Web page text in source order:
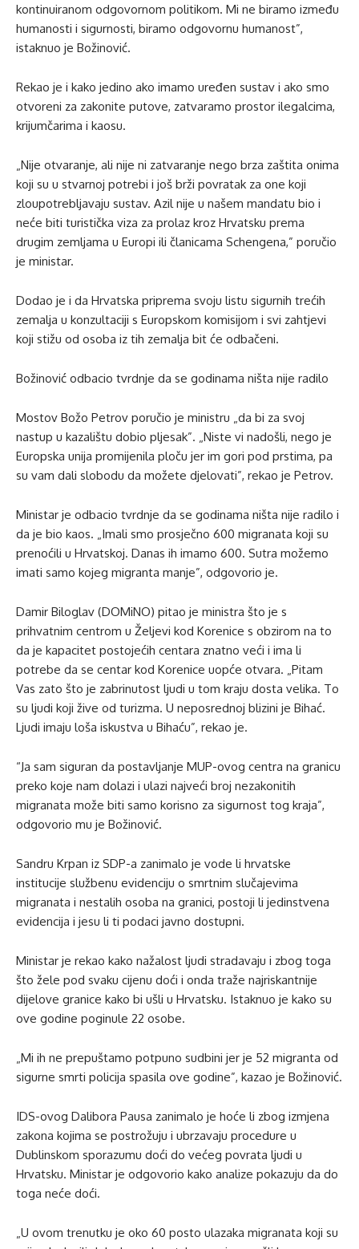
kontinuiranom odgovornom politikom. Mi ne biramo između
humanosti i sigurnosti, biramo odgovornu humanost”,
istaknuo je Božinović.
Rekao je i kako jedino ako imamo uređen sustav i ako smo
otvoreni za zakonite putove, zatvaramo prostor ilegalcima,
krijumčarima i kaosu.
„Nije otvaranje, ali nije ni zatvaranje nego brza zaštita onima
koji su u stvarnoj potrebi i još brži povratak za one koji
zloupotrebljavaju sustav. Azil nije u našem mandatu bio i
neće biti turistička viza za prolaz kroz Hrvatsku prema
drugim zemljama u Europi ili članicama Schengena,” poručio
je ministar.
Dodao je i da Hrvatska priprema svoju listu sigurnih trećih
zemalja u konzultaciji s Europskom komisijom i svi zahtjevi
koji stižu od osoba iz tih zemalja bit će odbačeni.
Božinović odbacio tvrdnje da se godinama ništa nije radilo
Mostov Božo Petrov poručio je ministru „da bi za svoj
nastup u kazalištu dobio pljesak”. „Niste vi nadošli, nego je
Europska unija promijenila ploču jer im gori pod prstima, pa
su vam dali slobodu da možete djelovati”, rekao je Petrov.
Ministar je odbacio tvrdnje da se godinama ništa nije radilo i
da je bio kaos. „Imali smo prosječno 600 migranata koji su
prenoćili u Hrvatskoj. Danas ih imamo 600. Sutra možemo
imati samo kojeg migranta manje”, odgovorio je.
Damir Biloglav (DOMiNO) pitao je ministra što je s
prihvatnim centrom u Željevi kod Korenice s obzirom na to
da je kapacitet postojećih centara znatno veći i ima li
potrebe da se centar kod Korenice uopće otvara. „Pitam
Vas zato što je zabrinutost ljudi u tom kraju dosta velika. To
su ljudi koji žive od turizma. U neposrednoj blizini je Bihać.
Ljudi imaju loša iskustva u Bihaću”, rekao je.
“Ja sam siguran da postavljanje MUP-ovog centra na granicu
preko koje nam dolazi i ulazi najveći broj nezakonitih
migranata može biti samo korisno za sigurnost tog kraja”,
odgovorio mu je Božinović.
Sandru Krpan iz SDP-a zanimalo je vode li hrvatske
institucije službenu evidenciju o smrtnim slučajevima
migranata i nestalih osoba na granici, postoji li jedinstvena
evidencija i jesu li ti podaci javno dostupni.
Ministar je rekao kako nažalost ljudi stradavaju i zbog toga
što žele pod svaku cijenu doći i onda traže najriskantnije
dijelove granice kako bi ušli u Hrvatsku. Istaknuo je kako su
ove godine poginule 22 osobe.
„Mi ih ne prepuštamo potpuno sudbini jer je 52 migranta od
sigurne smrti policija spasila ove godine”, kazao je Božinović.
IDS-ovog Dalibora Pausa zanimalo je hoće li zbog izmjena
zakona kojima se postrožuju i ubrzavaju procedure u
Dublinskom sporazumu doći do većeg povrata ljudi u
Hrvatsku. Ministar je odgovorio kako analize pokazuju da do
toga neće doći.
„U ovom trenutku je oko 60 posto ulazaka migranata koji su